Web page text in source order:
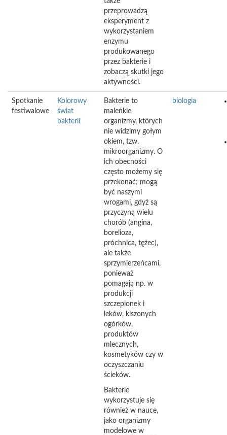
przeprowadzą
eksperyment z
wykorzystaniem
enzymu
produkowanego
przez bakterie i
zobaczą skutki jego
aktywności.
Spotkanie
festiwalowe
Kolorowy
świat
bakterii
Bakterie to
maleńkie
organizmy, których
nie widzimy gołym
okiem, tzw.
mikroorganizmy. O
ich obecności
często możemy się
przekonać; mogą
być naszymi
wrogami, gdyż są
przyczyną wielu
chorób (angina,
borelioza,
próchnica, tężec),
ale także
sprzymierzeńcami,
ponieważ
pomagają np. w
produkcji
szczepionek i
leków, kiszonych
ogórków,
produktów
mlecznych,
kosmetyków czy w
oczyszczaniu
ścieków.
Bakterie
wykorzystuje się
również w nauce,
jako organizmy
modelowe w
biologia